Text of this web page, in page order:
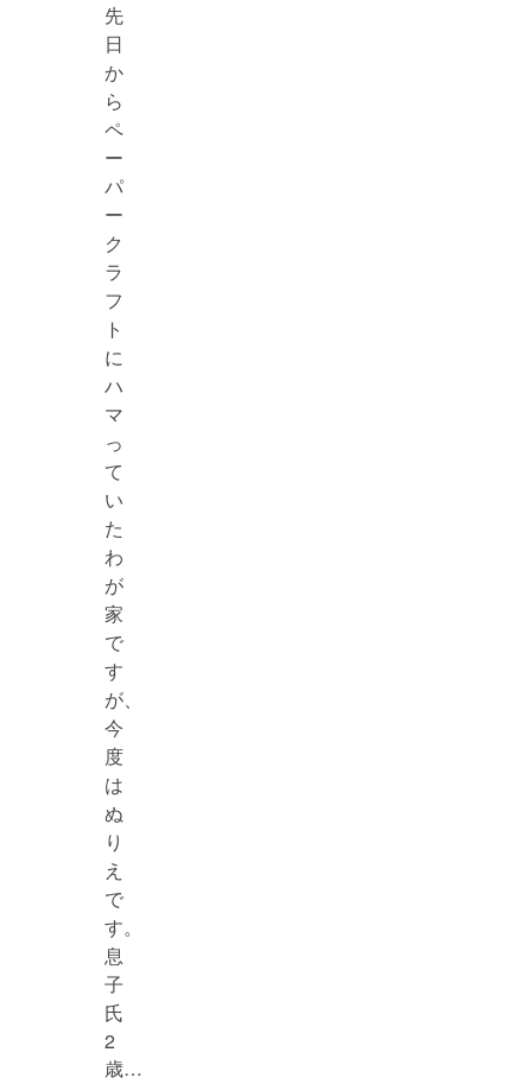
先
日
か
ら
ペ
ー
パ
ー
ク
ラ
フ
ト
に
ハ
マ
っ
て
い
た
わ
が
家
で
す
が、
今
度
は
ぬ
り
え
で
す。
息
子
氏
2
歳…